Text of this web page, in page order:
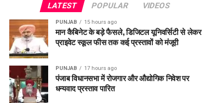
हर आवेदन अबdigital tracking system
से ट्रैक किया जा सकता
है। इससे प्रशासन और नागरिक के बीच भरोसा बढ़ा है। सरकारी सेवाएं
अब केवल कर्तव्य नहीं बल्कि नागरिक काrightबन गई हैं।
पंजाब ने तकनीक, अनुशासन और नागरिक-प्रथम नीतियों के मेल से लोक
सेवा का स्तर बदल दिया है। पटवारी से पंचायत तक शासन का हर कदम
अब एक ही उद्देश्य पर केंद्रित है –“हर नागरिक को समय पर सेवा देना”
यह उपलब्धि पंजाब के लिए गर्व की बात है और पूरे देश के लिए प्रेरणा भी।
LATEST POPULAR VIDEOS
PUNJAB 15 hours ago
मान कैबिनेट के बड़े फैसले, डिजिटल यूनिवर्सिटी से लेकर
प्राइवेट स्कूल फीस तक कई प्रस्तावों को मंजूरी
PUNJAB 17 hours ago
पंजाब विधानसभा में रोजगार और औद्योगिक निवेश पर
धन्यवाद प्रस्ताव पारित